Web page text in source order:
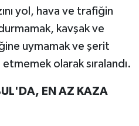
yol, hava ve trafiğin
kavşak ve
uymamak ve şerit
olarak sıralandı.
EN AZ KAZA